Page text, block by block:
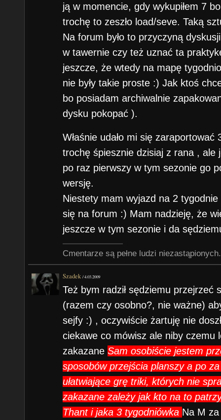
ją w momencie, gdy wykupiłem 7
trochę to zeszło load/seve. Taką
Na forum było to przyczyną
w tawernie czy też uznać ta
jeszcze, że wtedy na mapę
nie były takie proste :) Jak ktoś
bo posiadam archiwalnie
dysku pokopać ).
Właśnie udało mi się zaraportować
trochę śpiesznie dzisiaj z rana , ale
po raz pierwszy w tym sezonie go
wersję.
Niestety mam wyjazd na 2
się na forum :) Mam nadzieję, że
jeszcze w tym sezonie i da
Cmentarze są pełne ludzi
Szadek /4.03.2009
Też bym radził sędziemu przejrzeć
(razem czy osobno?, nie ważne)
sejfy :) , oczywiście żartuję nie
ciekawe co mówisz ale niby czemu
zakazaneSam osobiście jestem
sposobów przejścia planszy a po
ułatwiające grę triki, których nie
zakazane zależy jak kto na to
Thant i jaka 3 tygodniówka Na M